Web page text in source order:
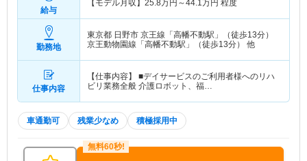
給与
【モデル月収】 25.8万円～44.1万円 程度
勤務地
東京都 日野市 京王線「高幡不動駅」（徒歩13分）
京王動物園線「高幡不動駅」（徒歩13分） 他
仕事内容
【仕事内容】 ■デイサービスのご利用者様へのリハ
ビリ業務全般 介護ロボット、福…
車通勤可 残業少なめ 積極採用中